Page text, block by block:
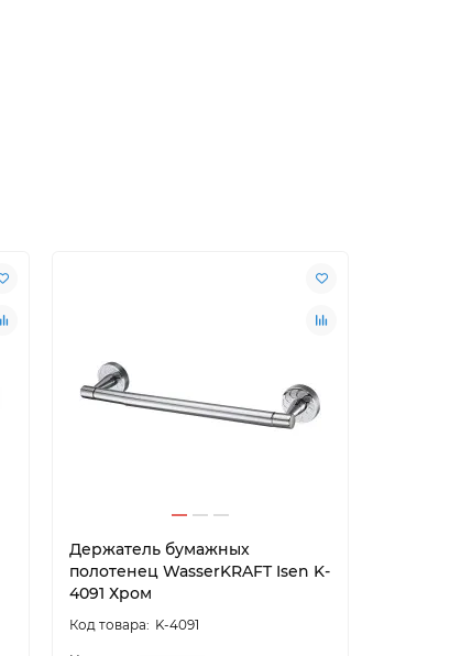
Держатель бумажных
полотенец WasserKRAFT Isen K-
4091 Хром
K-4091